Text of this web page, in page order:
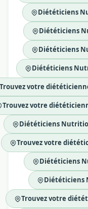
Diététiciens
Diététiciens
Diététiciens
Diététiciens
Trouvez votre
Trouvez votre
Diététiciens
Trouvez votre
Diététiciens
Diététiciens
Trouvez votre